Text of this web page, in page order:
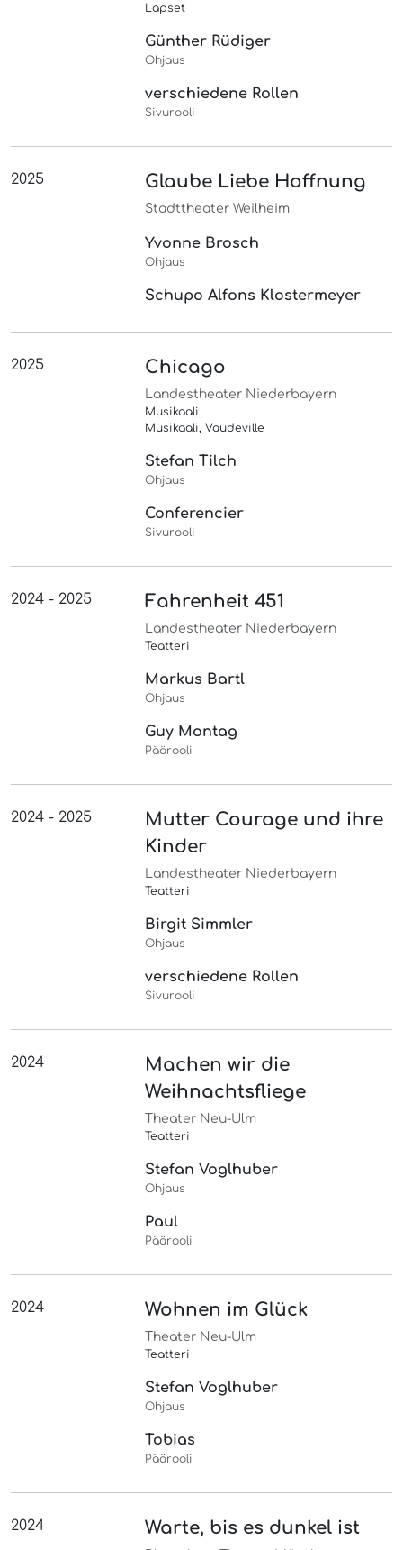
Lapset
Günther Rüdiger
Ohjaus
verschiedene Rollen
Sivurooli
2025 Glaube Liebe Hoffnung
Stadttheater Weilheim
Yvonne Brosch
Ohjaus
Schupo Alfons Klostermeyer
2025 Chicago
Landestheater Niederbayern
Musikaali
Musikaali, Vaudeville
Stefan Tilch
Ohjaus
Conferencier
Sivurooli
2024 - 2025 Fahrenheit 451
Landestheater Niederbayern
Teatteri
Markus Bartl
Ohjaus
Guy Montag
Päärooli
2024 - 2025
Mutter Courage und ihre
Kinder
Landestheater Niederbayern
Teatteri
Birgit Simmler
Ohjaus
verschiedene Rollen
Sivurooli
2024
Machen wir die
Weihnachtsfliege
Theater Neu-Ulm
Teatteri
Stefan Voglhuber
Ohjaus
Paul
Päärooli
2024 Wohnen im Glück
Theater Neu-Ulm
Teatteri
Stefan Voglhuber
Ohjaus
Tobias
Päärooli
2024 Warte, bis es dunkel ist